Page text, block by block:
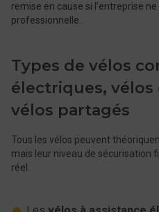
remise en cause si l’entreprise
professionnelle.
Types de vélos
électriques,
vélos partagés
Tous les vélos peuvent
mais leur niveau de sécurisation
réel.